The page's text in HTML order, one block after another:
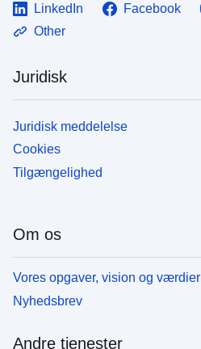
LinkedIn Facebook
Other
Juridisk
Juridisk meddelelse
Cookies
Tilgængelighed
Om os
Vores opgaver, vision og værdier
Nyhedsbrev
Andre tjenester